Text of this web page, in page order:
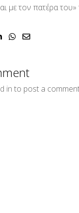
με τον πατέρα του»
LinkedInWhatsapp
Share
in to post a